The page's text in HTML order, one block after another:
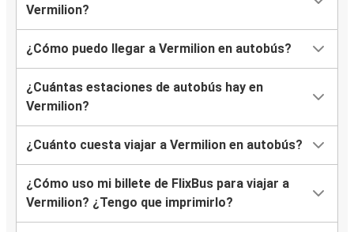
Vermilion?
¿Cómo puedo llegar a Vermilion en autobús?
¿Cuántas estaciones de autobús hay en
Vermilion?
¿Cuánto cuesta viajar a Vermilion en autobús?
¿Cómo uso mi billete de FlixBus para viajar a
Vermilion? ¿Tengo que imprimirlo?